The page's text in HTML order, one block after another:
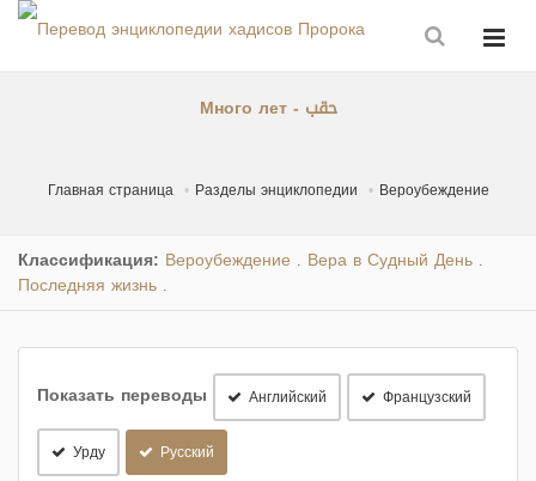
Много лет - حقب
Главная страница Разделы энциклопедии Вероубеждение
Классификация: Вероубеждение Вера в Судный День
Последняя жизнь
Показать переводы Английский Французский
Урду Русский